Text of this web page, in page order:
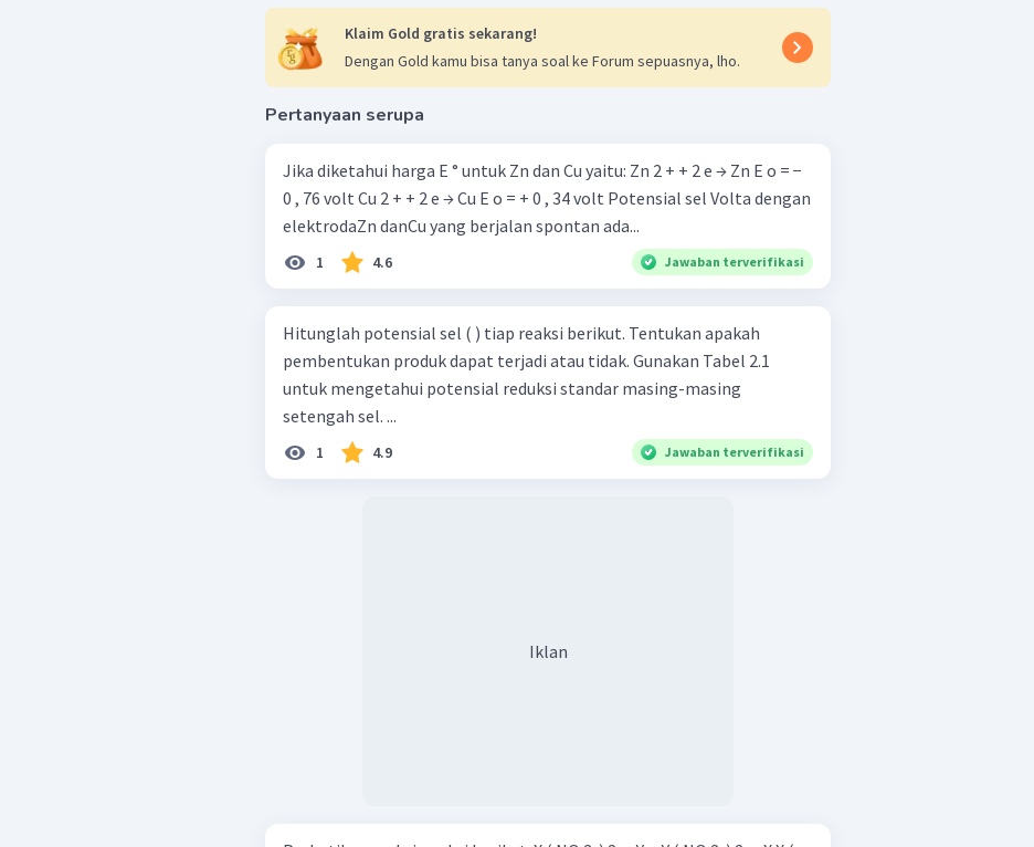
Klaim Gold gratis sekarang!
Dengan Gold kamu bisa tanya soal ke Forum sepuasnya, lho.
Pertanyaan serupa
Jika diketahui harga E ° untuk Zn dan Cu yaitu: Zn 2 + + 2 e → Zn E o = −
0 , 76 volt Cu 2 + + 2 e → Cu E o = + 0 , 34 volt Potensial sel Volta dengan
elektrodaZn danCu yang berjalan spontan ada...
1 4.6 Jawaban terverifikasi
Hitunglah potensial sel ( ) tiap reaksi berikut. Tentukan apakah
pembentukan produk dapat terjadi atau tidak. Gunakan Tabel 2.1
untuk mengetahui potensial reduksi standar masing-masing
setengah sel. ...
1 4.9 Jawaban terverifikasi
Iklan